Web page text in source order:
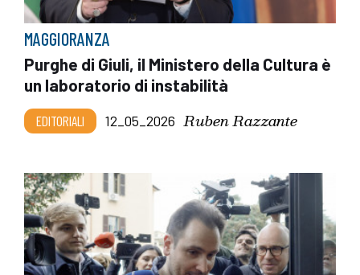
MAGGIORANZA
Purghe di Giuli, il Ministero della Cultura è
un laboratorio di instabilità
EDITORIALI 12_05_2026 Ruben Razzante